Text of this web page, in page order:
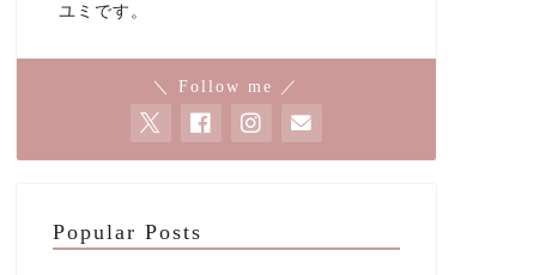
ユミです。
＼ Follow me ／
Popular Posts